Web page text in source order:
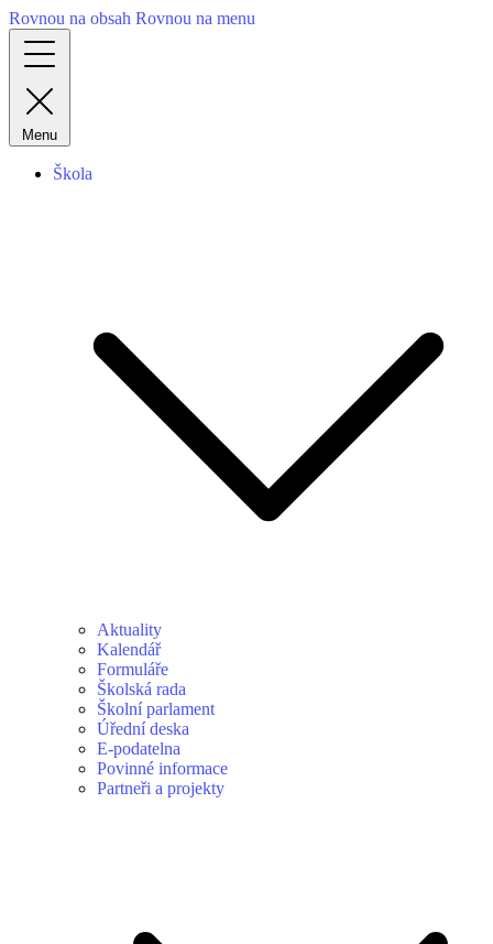
Rovnou na obsah Rovnou na menu
Menu
Škola
Aktuality
Kalendář
Formuláře
Školská rada
Školní parlament
Úřední deska
E-podatelna
Povinné informace
Partneři a projekty